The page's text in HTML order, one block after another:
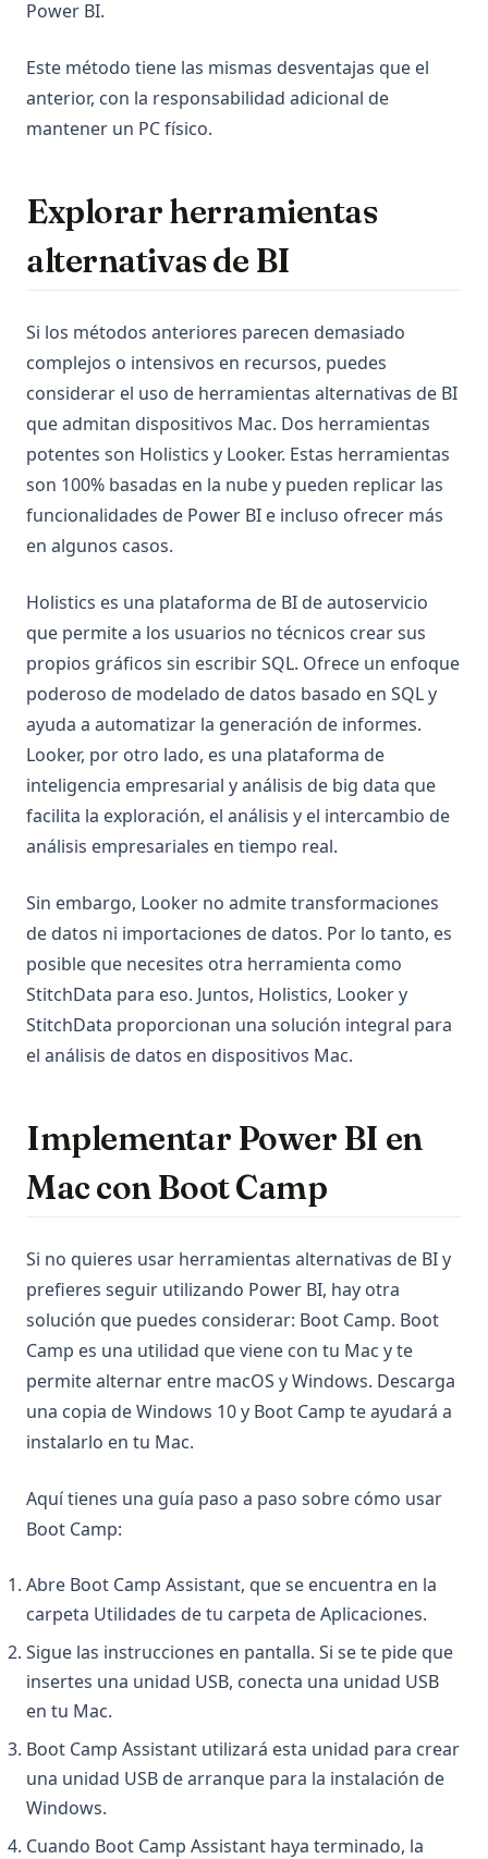
Power BI.
Este método tiene las mismas desventajas que el
anterior, con la responsabilidad adicional de
mantener un PC físico.
Explorar herramientas
alternativas de BI
Si los métodos anteriores parecen demasiado
complejos o intensivos en recursos, puedes
considerar el uso de herramientas alternativas de BI
que admitan dispositivos Mac. Dos herramientas
potentes son Holistics y Looker. Estas herramientas
son 100% basadas en la nube y pueden replicar las
funcionalidades de Power BI e incluso ofrecer más
en algunos casos.
Holistics es una plataforma de BI de autoservicio
que permite a los usuarios no técnicos crear sus
propios gráficos sin escribir SQL. Ofrece un enfoque
poderoso de modelado de datos basado en SQL y
ayuda a automatizar la generación de informes.
Looker, por otro lado, es una plataforma de
inteligencia empresarial y análisis de big data que
facilita la exploración, el análisis y el intercambio de
análisis empresariales en tiempo real.
Sin embargo, Looker no admite transformaciones
de datos ni importaciones de datos. Por lo tanto, es
posible que necesites otra herramienta como
StitchData para eso. Juntos, Holistics, Looker y
StitchData proporcionan una solución integral para
el análisis de datos en dispositivos Mac.
Implementar Power BI en
Mac con Boot Camp
Si no quieres usar herramientas alternativas de BI y
prefieres seguir utilizando Power BI, hay otra
solución que puedes considerar: Boot Camp. Boot
Camp es una utilidad que viene con tu Mac y te
permite alternar entre macOS y Windows. Descarga
una copia de Windows 10 y Boot Camp te ayudará a
instalarlo en tu Mac.
Aquí tienes una guía paso a paso sobre cómo usar
Boot Camp:
Abre Boot Camp Assistant, que se encuentra en la
carpeta Utilidades de tu carpeta de Aplicaciones.
Sigue las instrucciones en pantalla. Si se te pide que
insertes una unidad USB, conecta una unidad USB
en tu Mac.
Boot Camp Assistant utilizará esta unidad para crear
una unidad USB de arranque para la instalación de
Windows.
Cuando Boot Camp Assistant haya terminado, la